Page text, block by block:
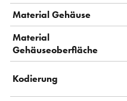
Material Gehäuse
Material
Gehäuseoberfläche
Kodierung